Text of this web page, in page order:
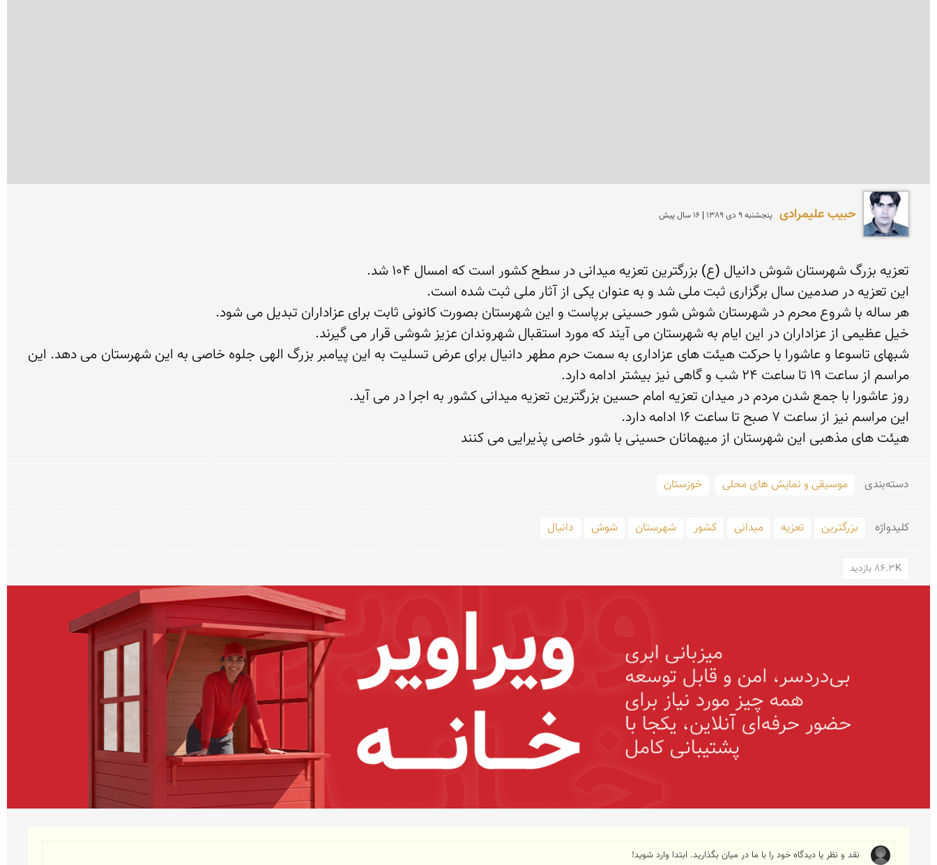
حبیب علیمرادی پنجشنبه 9 دی 1389 | 16 سال پیش
هیئت های مذهبی این شهرستان از میهمانان حسینی با شور خاصی پذیرایی می كنند
دسته‌بندی موسیقی و نمایش های محلی خوزستان
کلید‌واژه بزرگترین تعزیه میدانی كشور شهرستان شوش دانیال
86.3K بازدید